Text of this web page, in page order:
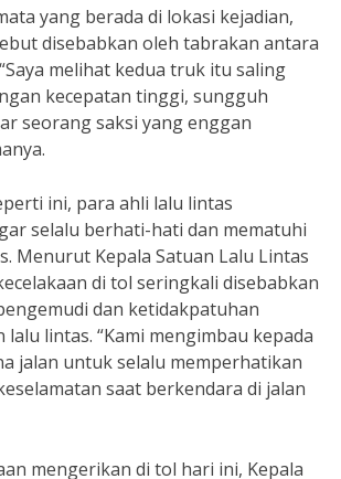
yang berada di lokasi kejadian,
disebabkan oleh tabrakan antara
melihat kedua truk itu saling
kecepatan tinggi, sungguh
seorang saksi yang enggan
ini, para ahli lalu lintas
selalu berhati-hati dan mematuhi
Menurut Kepala Satuan Lalu Lintas
di tol seringkali disebabkan
dan ketidakpatuhan
lintas. “Kami mengimbau kepada
jalan untuk selalu memperhatikan
saat berkendara di jalan
mengerikan di tol hari ini, Kepala